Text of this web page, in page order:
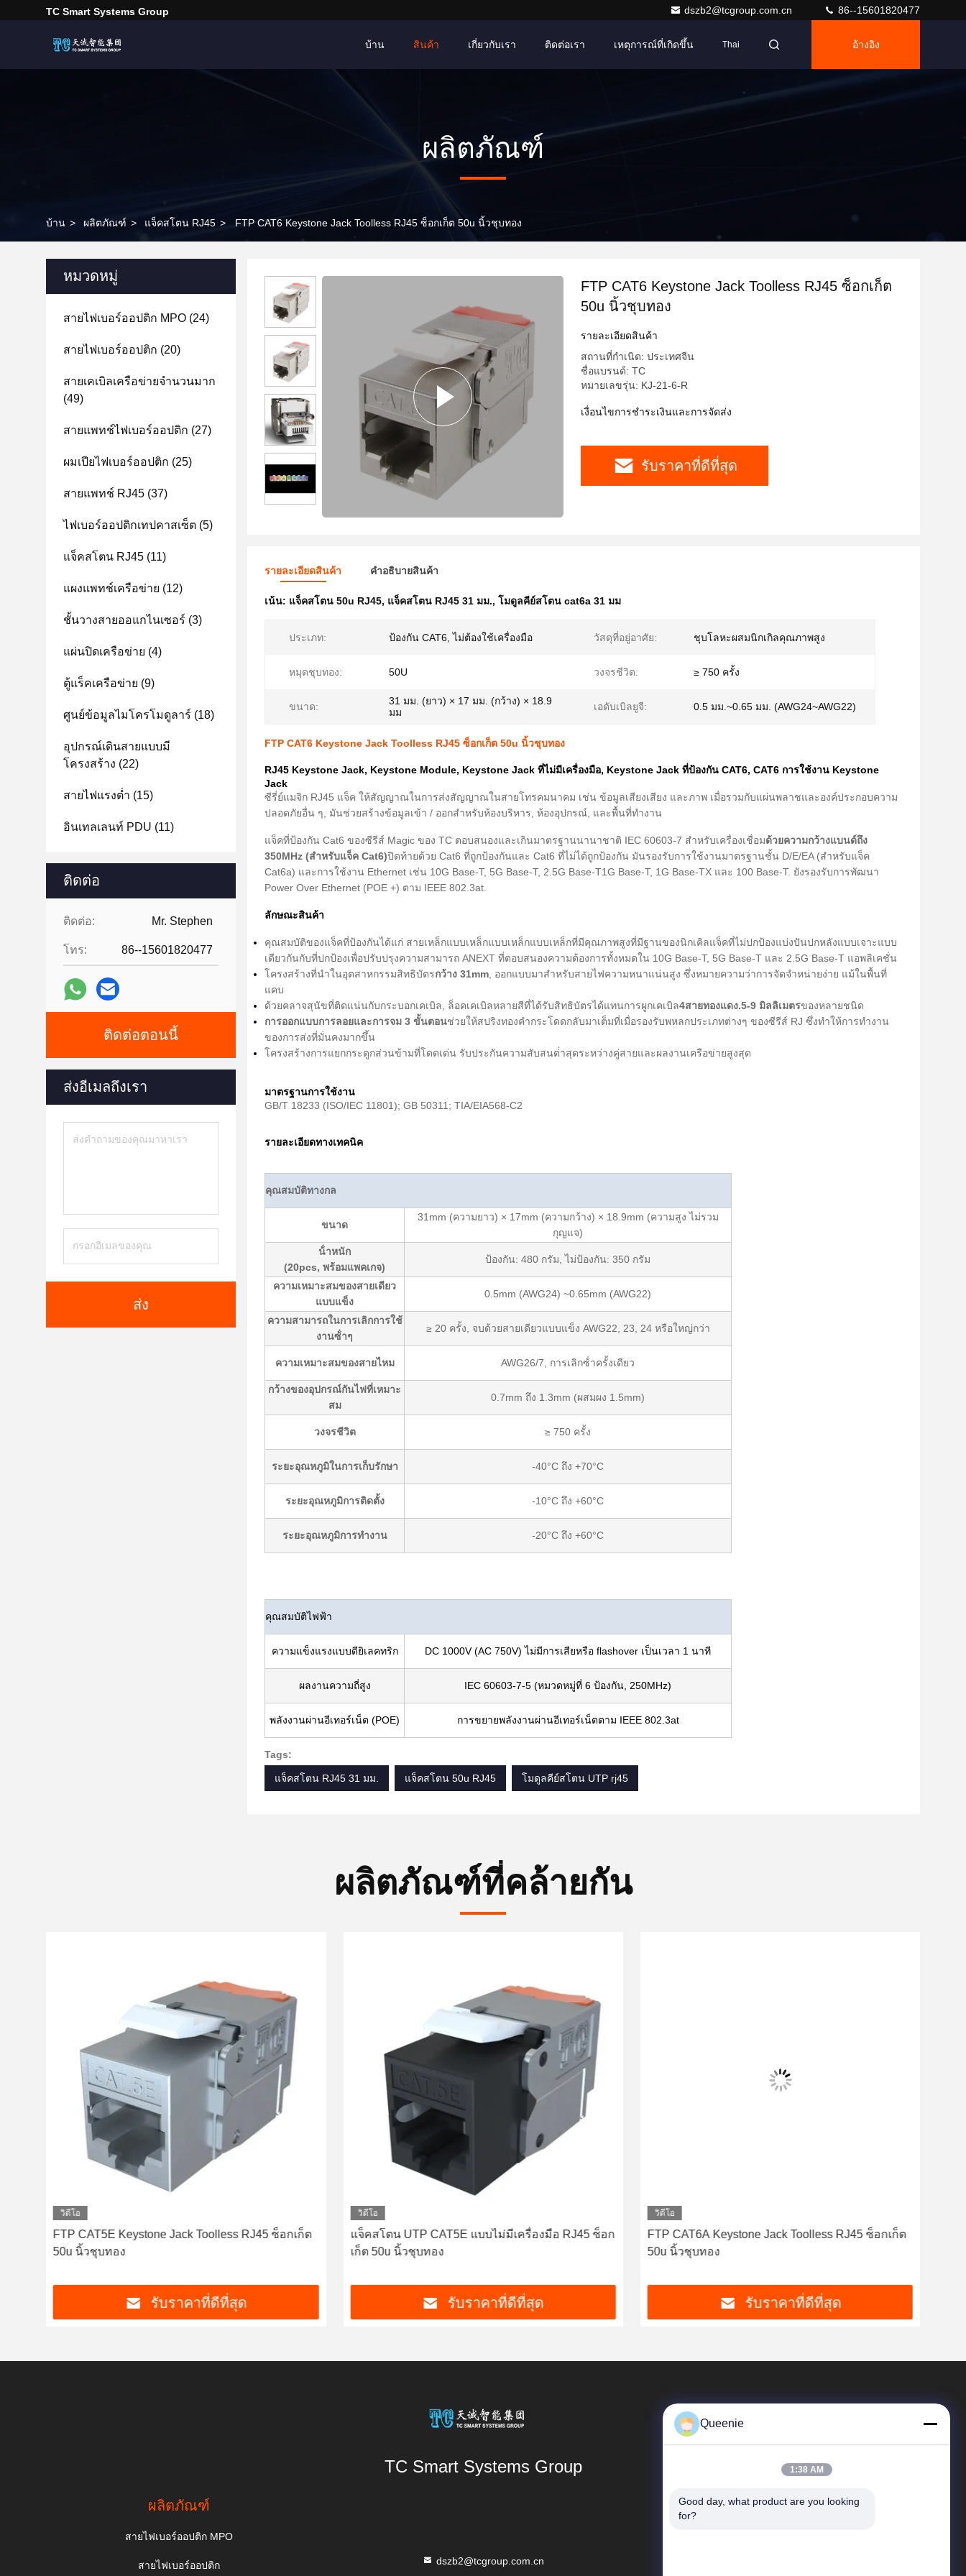
TC Smart Systems Group dszb2@tcgroup.com.cn 86--15601820477
บ้าน สินค้า เกี่ยวกับเรา ติดต่อเรา เหตุการณ์ที่เกิดขึ้น Thai อ้างอิง
ผลิตภัณฑ์
บ้าน > ผลิตภัณฑ์ > แจ็คสโตน RJ45 > FTP CAT6 Keystone Jack Toolless RJ45 ซ็อกเก็ต 50u นิ้วชุบทอง
หมวดหมู่
สายไฟเบอร์ออปติก MPO (24)
สายไฟเบอร์ออปติก (20)
สายเคเบิลเครือข่ายจำนวนมาก
(49)
สายแพทช์ไฟเบอร์ออปติก (27)
ผมเปียไฟเบอร์ออปติก (25)
สายแพทช์ RJ45 (37)
ไฟเบอร์ออปติกเทปคาสเซ็ต (5)
แจ็คสโตน RJ45 (11)
แผงแพทช์เครือข่าย (12)
ชั้นวางสายออแกไนเซอร์ (3)
แผ่นปิดเครือข่าย (4)
ตู้แร็คเครือข่าย (9)
ศูนย์ข้อมูลไมโครโมดูลาร์ (18)
อุปกรณ์เดินสายแบบมี
โครงสร้าง (22)
สายไฟแรงต่ำ (15)
อินเทลเลนท์ PDU (11)
ติดต่อ
ติดต่อ: Mr. Stephen
โทร: 86--15601820477
ติดต่อตอนนี้
ส่งอีเมลถึงเรา
ส่ง
FTP CAT6 Keystone Jack Toolless RJ45 ซ็อกเก็ต
50u นิ้วชุบทอง
รายละเอียดสินค้า
สถานที่กำเนิด: ประเทศจีน
ชื่อแบรนด์: TC
หมายเลขรุ่น: KJ-21-6-R
เงื่อนไขการชำระเงินและการจัดส่ง
รับราคาที่ดีที่สุด
รายละเอียดสินค้า คําอธิบายสินค้า
เน้น: แจ็คสโตน 50u RJ45, แจ็คสโตน RJ45 31 มม., โมดูลคีย์สโตน cat6a 31 มม
ประเภท: ป้องกัน CAT6, ไม่ต้องใช้เครื่องมือ วัสดุที่อยู่อาศัย: ชุบโลหะผสมนิกเกิลคุณภาพสูง
หมุดชุบทอง: 50U วงจรชีวิต: ≥ 750 ครั้ง
ขนาด:
31 มม. (ยาว) × 17 มม. (กว้าง) × 18.9
มม
เอดับเบิลยูจี: 0.5 มม.~0.65 มม. (AWG24~AWG22)
FTP CAT6 Keystone Jack Toolless RJ45 ซ็อกเก็ต 50u นิ้วชุบทอง
RJ45 Keystone Jack, Keystone Module, Keystone Jack ที่ไม่มีเครื่องมือ, Keystone Jack ที่ป้องกัน CAT6, CAT6 การใช้งาน Keystone
Jack
ซีรี่ย์แมจิก RJ45 แจ็ค ให้สัญญาณในการส่งสัญญาณในสายโทรคมนาคม เช่น ข้อมูลเสียงเสียง และภาพ เมื่อรวมกับแผ่นพลาชและองค์ประกอบความ
ปลอดภัยอื่น ๆ, มันช่วยสร้างข้อมูลเข้า / ออกสําหรับห้องบริหาร, ห้องอุปกรณ์, และพื้นที่ทํางาน
แจ็คที่ป้องกัน Cat6 ของซีรีส์ Magic ของ TC ตอบสนองและเกินมาตรฐานนานาชาติ IEC 60603-7 สําหรับเครื่องเชื่อมด้วยความกว้างแบนด์ถึง
350MHz (สําหรับแจ็ค Cat6)ปิดท้ายด้วย Cat6 ที่ถูกป้องกันและ Cat6 ที่ไม่ได้ถูกป้องกัน มันรองรับการใช้งานมาตรฐานชั้น D/E/EA (สําหรับแจ็ค
Cat6a) และการใช้งาน Ethernet เช่น 10G Base-T, 5G Base-T, 2.5G Base-T1G Base-T, 1G Base-TX และ 100 Base-T. ยังรองรับการพัฒนา
Power Over Ethernet (POE +) ตาม IEEE 802.3at.
ลักษณะสินค้า
คุณสมบัติของแจ็คที่ป้องกันได้แก่ สายเหล็กแบบเหล็กแบบเหล็กแบบเหล็กที่มีคุณภาพสูงที่มีฐานของนิกเคิลแจ็คที่ไม่ปกป้องแบ่งปันปกหลังแบบเจาะแบบ
เดียวกันกับที่ปกป้องเพื่อปรับปรุงความสามารถ ANEXT ที่ตอบสนองความต้องการทั้งหมดใน 10G Base-T, 5G Base-T และ 2.5G Base-T แอพลิเคชั่น
โครงสร้างที่นําในอุตสาหกรรมสิทธิบัตรกว้าง 31mm , ออกแบบมาสําหรับสายไฟความหนาแน่นสูง ซึ่งหมายความว่าการจัดจําหน่ายง่าย แม้ในพื้นที่
แคบ
ด้วยคลาจสุนัขที่ติดแน่นกับกระบอกเคเบิล, ล็อคเคเบิลหลายสีที่ได้รับสิทธิบัตรได้แทนการผูกเคเบิล4สายทองแดง.5-9 มิลลิเมตรของหลายชนิด
การออกแบบการลอยและการจม 3 ขั้นตอนช่วยให้สปริงทองคํากระโดดกลับมาเต็มที่เมื่อรองรับพหลกประเภทต่างๆ ของซีรีส์ RJ ซึ่งทําให้การทํางาน
ของการส่งที่มั่นคงมากขึ้น
โครงสร้างการแยกกระดูกส่วนข้ามที่โดดเด่น รับประกันความสับสนต่ําสุดระหว่างคู่สายและผลงานเครือข่ายสูงสุด
มาตรฐานการใช้งาน
GB/T 18233 (ISO/IEC 11801); GB 50311; TIA/EIA568-C2
รายละเอียดทางเทคนิค
คุณสมบัติทางกล
ขนาด
31mm (ความยาว) × 17mm (ความกว้าง) × 18.9mm (ความสูง ไม่รวม
กุญแจ)
น้ําหนัก
(20pcs, พร้อมแพคเกจ)
ป้องกัน: 480 กรัม, ไม่ป้องกัน: 350 กรัม
ความเหมาะสมของสายเดียว
แบบแข็ง
0.5mm (AWG24) ~0.65mm (AWG22)
ความสามารถในการเลิกการใช้
งานซ้ําๆ
≥ 20 ครั้ง, จบด้วยสายเดียวแบบแข็ง AWG22, 23, 24 หรือใหญ่กว่า
ความเหมาะสมของสายไหม AWG26/7, การเลิกซ้ําครั้งเดียว
กว้างของอุปกรณ์กันไฟที่เหมาะ
สม
0.7mm ถึง 1.3mm (ผสมผง 1.5mm)
วงจรชีวิต ≥ 750 ครั้ง
ระยะอุณหภูมิในการเก็บรักษา -40°C ถึง +70°C
ระยะอุณหภูมิการติดตั้ง -10°C ถึง +60°C
ระยะอุณหภูมิการทํางาน -20°C ถึง +60°C
คุณสมบัติไฟฟ้า
ความแข็งแรงแบบดียิเลคทริก DC 1000V (AC 750V) ไม่มีการเสียหรือ flashover เป็นเวลา 1 นาที
ผลงานความถี่สูง IEC 60603-7-5 (หมวดหมู่ที่ 6 ป้องกัน, 250MHz)
พลังงานผ่านอีเทอร์เน็ต (POE) การขยายพลังงานผ่านอีเทอร์เน็ตตาม IEEE 802.3at
Tags:
แจ็คสโตน RJ45 31 มม. แจ็คสโตน 50u RJ45 โมดูลคีย์สโตน UTP rj45
ผลิตภัณฑ์ที่คล้ายกัน
วิดีโอ
FTP CAT5E Keystone Jack Toolless RJ45 ซ็อกเก็ต
50u นิ้วชุบทอง
รับราคาที่ดีที่สุด
วิดีโอ
แจ็คสโตน UTP CAT5E แบบไม่มีเครื่องมือ RJ45 ซ็อก
เก็ต 50u นิ้วชุบทอง
รับราคาที่ดีที่สุด
วิดีโอ
FTP CAT6A Keystone Jack Toolless RJ45 ซ็อกเก็ต
50u นิ้วชุบทอง
รับราคาที่ดีที่สุด
TC Smart Systems Group
ผลิตภัณฑ์
สายไฟเบอร์ออปติก MPO
สายไฟเบอร์ออปติก dszb2@tcgroup.com.cn
ลิงค์ด่วน
Queenie
1:38 AM
Good day, what product are you looking
for?